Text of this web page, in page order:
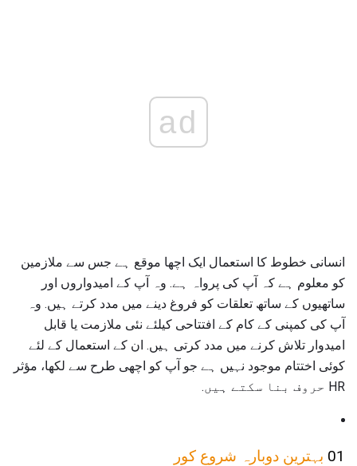
ad
انسانی خطوط کا استعمال ایک اچھا موقع ہے جس سے ملازمین
کو معلوم ہے کہ آپ کی پرواہ ہے. وہ آپ کے امیدواروں اور
ساتھیوں کے ساتھ تعلقات کو فروغ دینے میں مدد کرتے ہیں. وہ
آپ کی کمپنی کے کام کے افتتاحی کیلئے نئی ملازمت یا قابل
امیدوار تلاش کرنے میں مدد کرتی ہیں. ان کے استعمال کے لئے
کوئی اختتام موجود نہیں ہے جو آپ کو اچھی طرح سے لکھا، مؤثر
HR حروف بنا سکتے ہیں.
01 بہترین دوبارہ شروع کور